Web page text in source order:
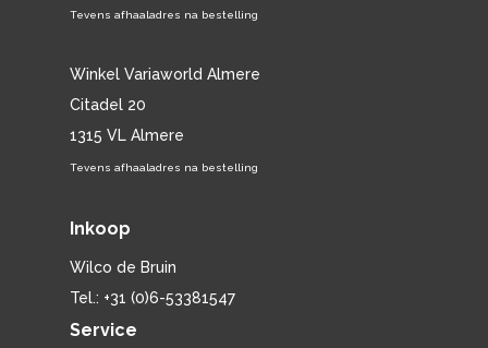
Tevens afhaaladres na bestelling
Winkel Variaworld Almere
Citadel 20
1315 VL Almere
Tevens afhaaladres na bestelling
Inkoop
Wilco de Bruin
Tel.: +31 (0)6-53381547
Service